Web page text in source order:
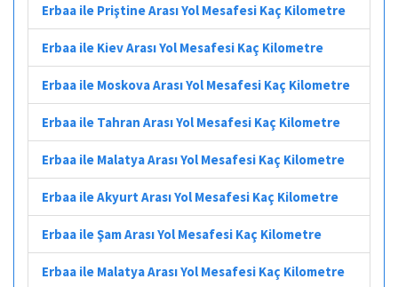
Erbaa ile Priştine Arası Yol Mesafesi Kaç Kilometre
Erbaa ile Kiev Arası Yol Mesafesi Kaç Kilometre
Erbaa ile Moskova Arası Yol Mesafesi Kaç Kilometre
Erbaa ile Tahran Arası Yol Mesafesi Kaç Kilometre
Erbaa ile Malatya Arası Yol Mesafesi Kaç Kilometre
Erbaa ile Akyurt Arası Yol Mesafesi Kaç Kilometre
Erbaa ile Şam Arası Yol Mesafesi Kaç Kilometre
Erbaa ile Malatya Arası Yol Mesafesi Kaç Kilometre